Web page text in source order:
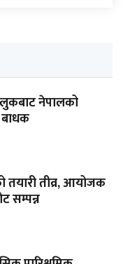
नेपालको
बाधक
तीव्र, आयोजक
सम्पन्न